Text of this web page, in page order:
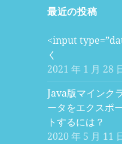
最近の投稿
<input
く
2021 年 1 月 28
Java版マインク
ータをエクスポ
トするには？
2020 年 5 月 11